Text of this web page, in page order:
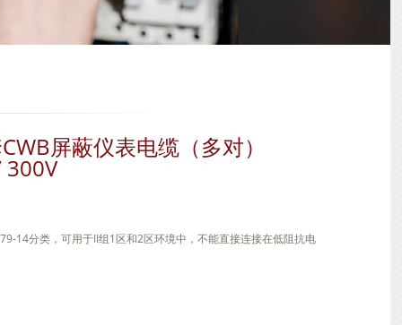
屏蔽仪表电缆（多对）
300V
14分类，可用于II组1区和2区环境中，不能直接连接在低阻抗电